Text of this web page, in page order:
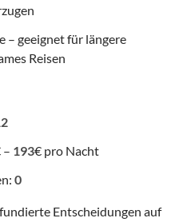
– geeignet für längere
Reisen
– 193€ pro Nacht
0
Entscheidungen auf